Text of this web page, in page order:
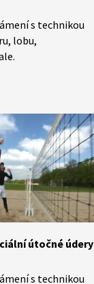
s technikou
lobu,
útočné údery
s technikou